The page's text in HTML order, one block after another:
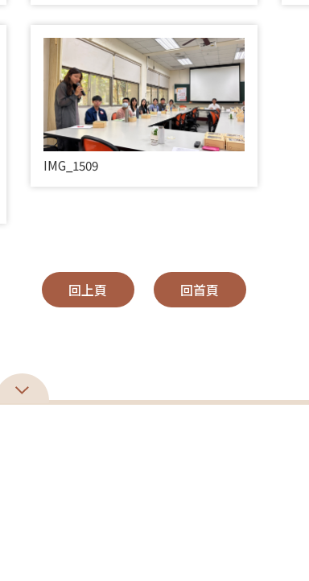
IMG_1509
回上頁 回首頁